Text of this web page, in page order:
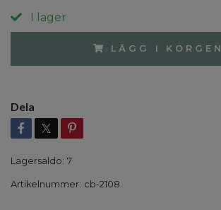
I lager
LÄGG I KORGEN
Dela
Lagersaldo: 7
Artikelnummer: cb-2108